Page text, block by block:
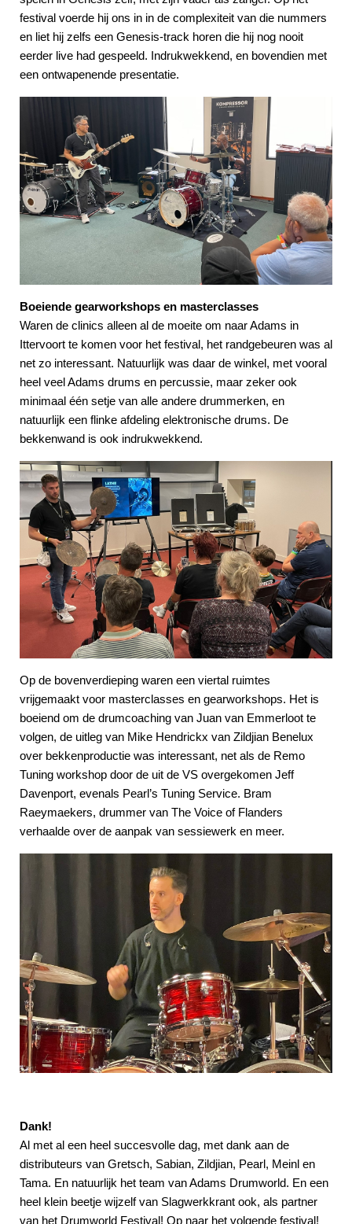
festival voerde hij ons in in de complexiteit van die nummers
en liet hij zelfs een Genesis-track horen die hij nog nooit
eerder live had gespeeld. Indrukwekkend, en bovendien met
een ontwapenende presentatie.
Boeiende gearworkshops en masterclasses
Waren de clinics alleen al de moeite om naar Adams in
Ittervoort te komen voor het festival, het randgebeuren was al
net zo interessant. Natuurlijk was daar de winkel, met vooral
heel veel Adams drums en percussie, maar zeker ook
minimaal één setje van alle andere drummerken, en
natuurlijk een flinke afdeling elektronische drums. De
bekkenwand is ook indrukwekkend.
Op de bovenverdieping waren een viertal ruimtes
vrijgemaakt voor masterclasses en gearworkshops. Het is
boeiend om de drumcoaching van Juan van Emmerloot te
volgen, de uitleg van Mike Hendrickx van Zildjian Benelux
over bekkenproductie was interessant, net als de Remo
Tuning workshop door de uit de VS overgekomen Jeff
Davenport, evenals Pearl’s Tuning Service. Bram
Raeymaekers, drummer van The Voice of Flanders
verhaalde over de aanpak van sessiewerk en meer.
Dank!
Al met al een heel succesvolle dag, met dank aan de
distributeurs van Gretsch, Sabian, Zildjian, Pearl, Meinl en
Tama. En natuurlijk het team van Adams Drumworld. En een
heel klein beetje wijzelf van Slagwerkkrant ook, als partner
van het Drumworld Festival! Op naar het volgende festival!